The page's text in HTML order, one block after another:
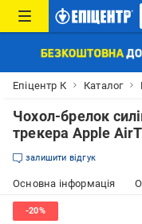
Епіцентр К Каталог
Чохол-брелок
трекера Apple
залишити відгук
Основна інформація